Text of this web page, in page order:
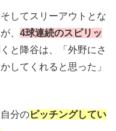
してスリーアウトとな
、 4球連続のスピリッ
と降谷は、「外野にさ
してくれると思った」
分のピッチングしてい